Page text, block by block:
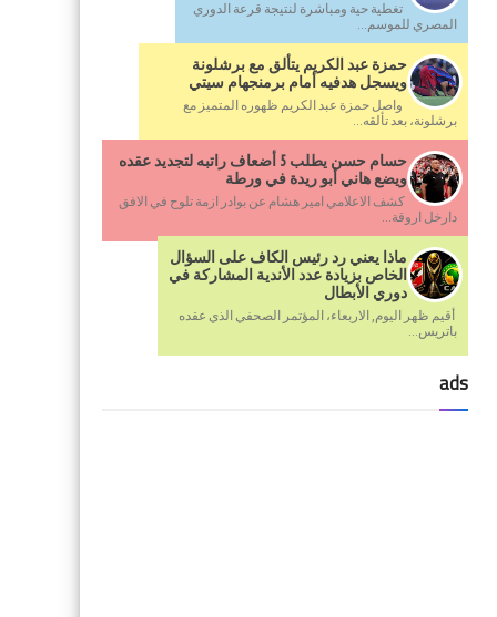
تغطية حية ومباشرة لنتيجة قرعة الدوري
المصري للموسم...
حمزة عبد الكريم يتألق مع برشلونة
ويسجل هدفيه أمام برمنجهام سيتي
واصل حمزة عبد الكريم ظهوره المتميز مع
برشلونة، بعد تألقه...
حسام حسن يطلب 5 أضعاف راتبه لتجديد عقده
ويضع هاني أبو ريدة في ورطة
كشف الاعلامي امير هشام عن بوادر ازمة تلوح في الافق
دارخل اروقة...
ماذا يعني رد رئيس الكاف على السؤال
الخاص بزيادة عدد الأندية المشاركة في
دوري الأبطال
أقيم ظهر اليوم, الاربعاء، المؤتمر الصحفي الذي عقده
باتريس...
ads